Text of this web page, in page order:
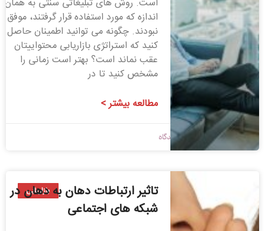
اندازه که مورد استفاده قرار گرفتند، موفق
نبودند. چگونه می توانید اطمینان حاصل
کنید که استراتژی بازاریابی محتواییتان
عقب نماند است؟ بهتر است زمانی را
مشخص کنید تا در
مطالعه بیشتر >
1398/09/28 بدون دیدگاه
بازاریابی
تاثیر ارتباطات دهان به دهان در
شبکه های اجتماعی